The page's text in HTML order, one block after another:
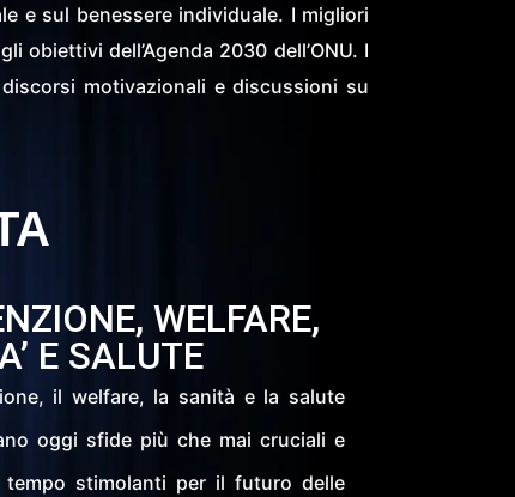
e sul benessere individuale. I migliori
dell’Agenda 2030 dell’ONU. I
motivazionali e discussioni su
WELFARE,
E SALUTE
il welfare, la sanità e la salute
oggi sfide più che mai cruciali e
tempo stimolanti per il futuro delle